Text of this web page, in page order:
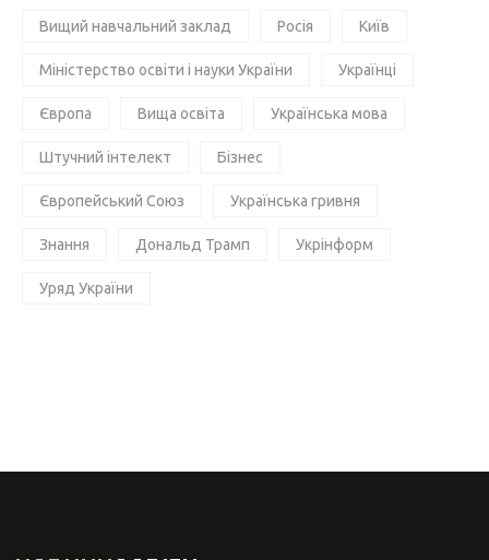
Вищий навчальний заклад Росія Київ
Міністерство освіти і науки України Українці
Європа Вища освіта Українська мова
Штучний інтелект Бізнес
Європейський Союз Українська гривня
Знання Дональд Трамп Укрінформ
Уряд України